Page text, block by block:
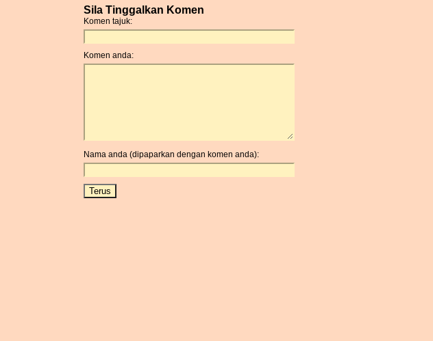
Sila Tinggalkan Komen
Komen tajuk:
Komen anda:
Nama anda (dipaparkan dengan komen anda):